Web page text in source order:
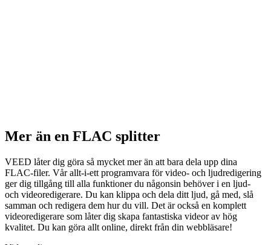
Mer än en FLAC splitter
VEED låter dig göra så mycket mer än att bara dela upp dina
FLAC-filer. Vår allt-i-ett programvara för video- och ljudredigering
ger dig tillgång till alla funktioner du någonsin behöver i en ljud-
och videoredigerare. Du kan klippa och dela ditt ljud, gå med, slå
samman och redigera dem hur du vill. Det är också en komplett
videoredigerare som låter dig skapa fantastiska videor av hög
kvalitet. Du kan göra allt online, direkt från din webbläsare!